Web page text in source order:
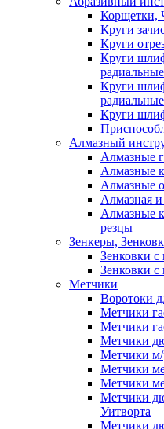
Корщетки,
Круги
Круги
Круги
Круги
Круги
Алмазный
Алмазные
Алмазные
Алмазные
Алмазная
Алмазные
резцы
Зенкеры,
Зенковки с
Зенковки
Метчики
Воротоки
Метчики
Метчики
Метчики
Метчики м/
Метчики
Метчики
Метчики
Уитворта
Метчики